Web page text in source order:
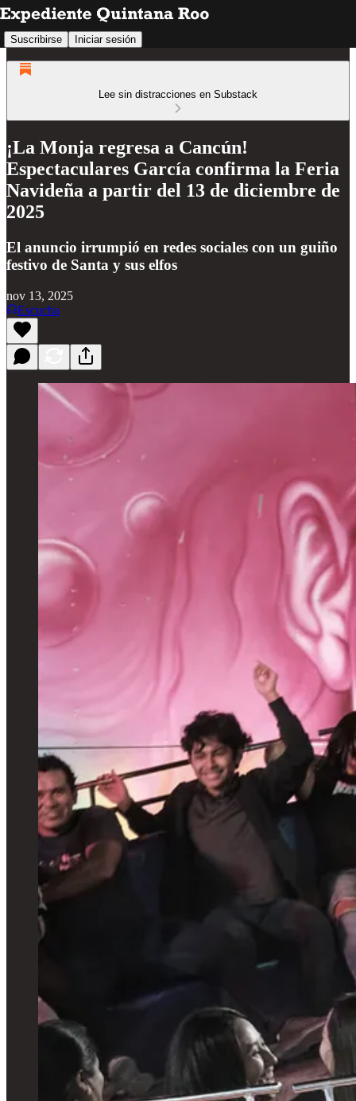
Suscribirse Iniciar sesión
Lee sin distracciones en Substack
¡La Monja regresa a Cancún!
Espectaculares García confirma la Feria
Navideña a partir del 13 de diciembre de
2025
El anuncio irrumpió en redes sociales con un guiño
festivo de Santa y sus elfos
nov 13, 2025
Escucha